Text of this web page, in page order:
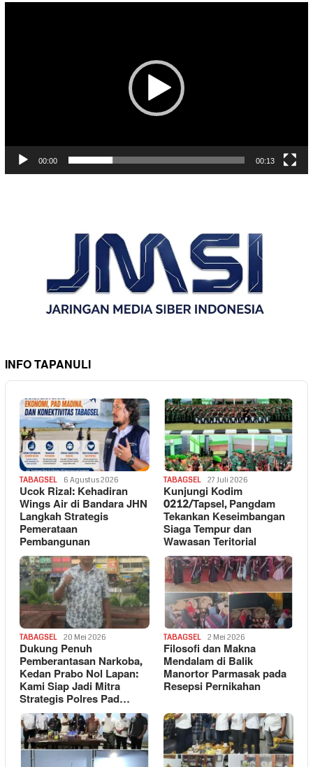
00:00 00:13
INFO TAPANULI
TABAGSEL 6 Agustus 2026
Ucok Rizal: Kehadiran
Wings Air di Bandara JHN
Langkah Strategis
Pemerataan
Pembangunan
TABAGSEL 27 Juli 2026
Kunjungi Kodim
0212/Tapsel, Pangdam
Tekankan Keseimbangan
Siaga Tempur dan
Wawasan Teritorial
TABAGSEL 20 Mei 2026
Dukung Penuh
Pemberantasan Narkoba,
Kedan Prabo Nol Lapan:
Kami Siap Jadi Mitra
Strategis Polres Pad…
TABAGSEL 2 Mei 2026
Filosofi dan Makna
Mendalam di Balik
Manortor Parmasak pada
Resepsi Pernikahan